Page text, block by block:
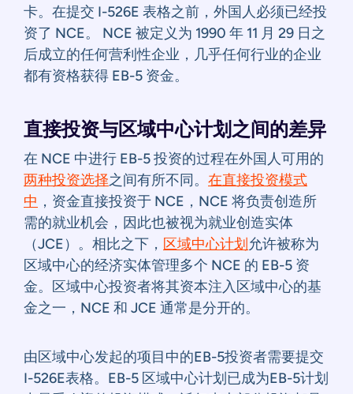
卡。在提交 I-526E 表格之前，外国人必须已经投
资了 NCE。 NCE 被定义为 1990 年 11 月 29 日之
后成立的任何营利性企业，几乎任何行业的企业
都有资格获得 EB-5 资金。
直接投资与区域中心计划之间的差异
在 NCE 中进行 EB-5 投资的过程在外国人可用的
两种投资选择之间有所不同。 在直接投资模式
中 ，资金直接投资于 NCE，NCE 将负责创造所
需的就业机会，因此也被视为就业创造实体
（JCE）。相比之下， 区域中心计划 允许被称为
区域中心的经济实体管理多个 NCE 的 EB-5 资
金。区域中心投资者将其资本注入区域中心的基
金之一，NCE 和 JCE 通常是分开的。
由区域中心发起的项目中的EB-5投资者需要提交
I-526E表格。EB-5 区域中心计划已成为EB-5计划